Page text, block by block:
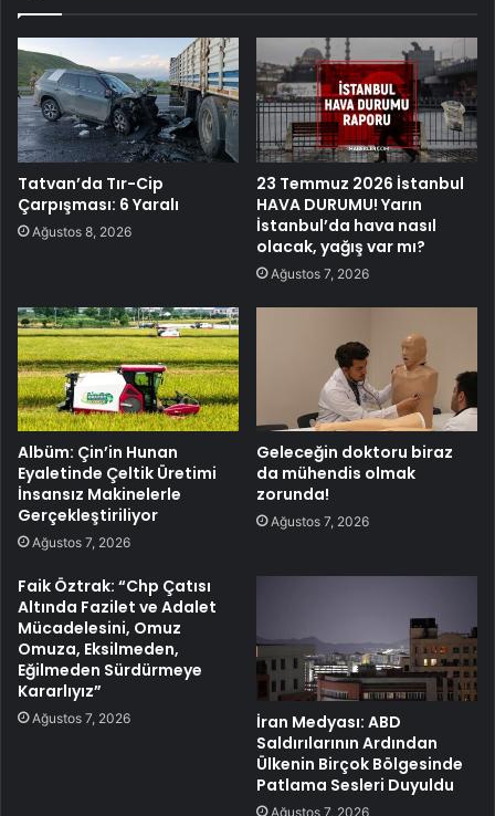
Tatvan’da Tır-Cip
Çarpışması: 6 Yaralı
Ağustos 8, 2026
23 Temmuz 2026 İstanbul
HAVA DURUMU! Yarın
İstanbul’da hava nasıl
olacak, yağış var mı?
Ağustos 7, 2026
Albüm: Çin’in Hunan
Eyaletinde Çeltik Üretimi
İnsansız Makinelerle
Gerçekleştiriliyor
Ağustos 7, 2026
Geleceğin doktoru biraz
da mühendis olmak
zorunda!
Ağustos 7, 2026
Faik Öztrak: “Chp Çatısı
Altında Fazilet ve Adalet
Mücadelesini, Omuz
Omuza, Eksilmeden,
Eğilmeden Sürdürmeye
Kararlıyız”
Ağustos 7, 2026
İran Medyası: ABD
Saldırılarının Ardından
Ülkenin Birçok Bölgesinde
Patlama Sesleri Duyuldu
Ağustos 7, 2026